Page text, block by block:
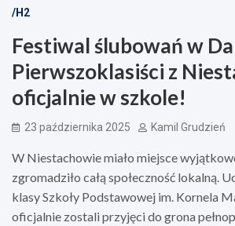
/H2
Festiwal ślubowań w
Pierwszoklasiści z
oficjalnie w szkole!
23 października 2025 Kamil Grudzień
W Niestachowie miało miejsce
zgromadziło całą społeczność lokalną.
klasy Szkoły Podstawowej im. Kornela
oficjalnie zostali przyjęci do grona